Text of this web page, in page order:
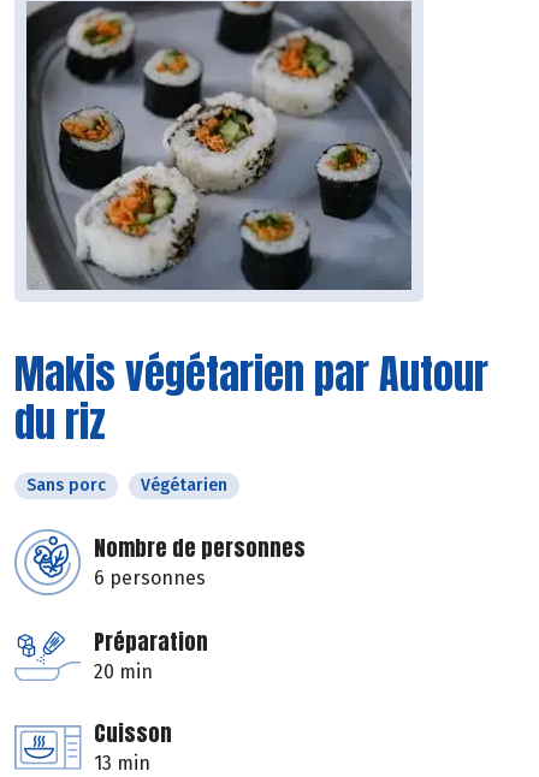
Makis végétarien par Autour
du riz
Sans porc Végétarien
Nombre de personnes
6 personnes
Préparation
20 min
Cuisson
13 min